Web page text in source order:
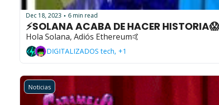
Dec 18, 2023 • 6 min read
⚡SOLANA ACABA DE HACER HISTORIA😱
Hola Solana, Adiós Ethereum🤙
DIGITALIZADOS tech, +1
Noticias